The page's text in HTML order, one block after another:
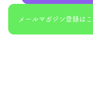
メールマガジン登録は